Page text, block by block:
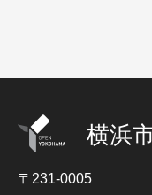
横浜
〒231-0005